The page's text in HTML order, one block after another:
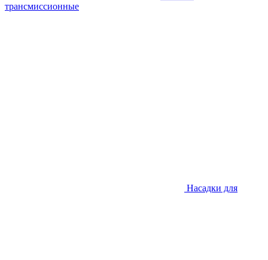
трансмиссионные
Насадки для